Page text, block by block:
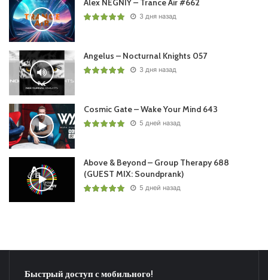
Alex NEGNIY – Trance Air #662
3 дня назад
Angelus – Nocturnal Knights 057
3 дня назад
Cosmic Gate – Wake Your Mind 643
5 дней назад
Above & Beyond – Group Therapy 688
(GUEST MIX: Soundprank)
5 дней назад
Быстрый доступ с мобильного!